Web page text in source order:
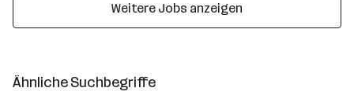
Weitere Jobs anzeigen
Ähnliche Suchbegriffe